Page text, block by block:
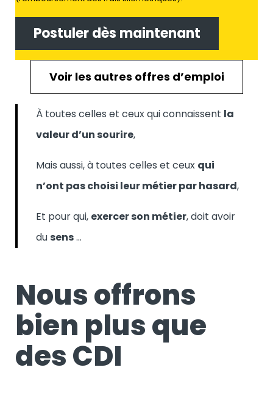
Postuler dès maintenant
Voir les autres offres d’emploi
À toutes celles et ceux qui connaissent la
valeur d’un sourire,
Mais aussi, à toutes celles et ceux qui
n’ont pas choisi leur métier par hasard,
Et pour qui, exercer son métier, doit avoir
du sens…
Nous offrons
bien plus que
des CDI